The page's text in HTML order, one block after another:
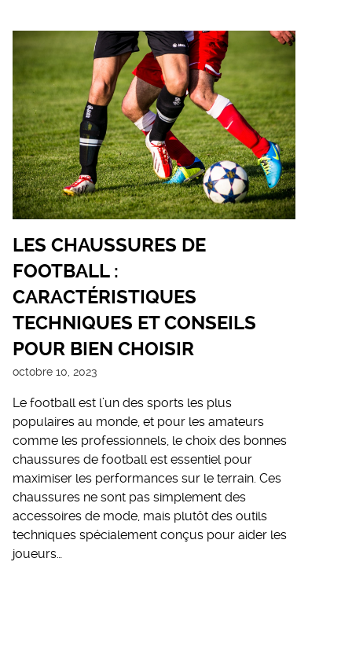
LES CHAUSSURES DE
FOOTBALL :
CARACTÉRISTIQUES
TECHNIQUES ET CONSEILS
POUR BIEN CHOISIR
octobre 10, 2023
Le football est l’un des sports les plus
populaires au monde, et pour les amateurs
comme les professionnels, le choix des bonnes
chaussures de football est essentiel pour
maximiser les performances sur le terrain. Ces
chaussures ne sont pas simplement des
accessoires de mode, mais plutôt des outils
techniques spécialement conçus pour aider les
joueurs…